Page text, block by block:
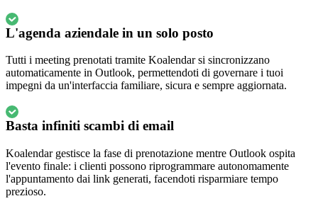
L'agenda aziendale in un solo posto
Tutti i meeting prenotati tramite Koalendar si sincronizzano
automaticamente in Outlook, permettendoti di governare i tuoi
impegni da un'interfaccia familiare, sicura e sempre aggiornata.
Basta infiniti scambi di email
Koalendar gestisce la fase di prenotazione mentre Outlook ospita
l'evento finale: i clienti possono riprogrammare autonomamente
l'appuntamento dai link generati, facendoti risparmiare tempo
prezioso.